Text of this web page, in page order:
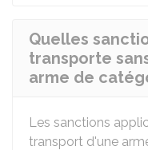
Quelles
transporte
arme de
Les sanctions
transport d'une